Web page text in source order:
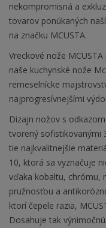
nekompromisná a
tovarov ponúkaných
na značku MCUSTA.
Vreckové nože
naše kuchynské nože
remeselnícke
najprogresívnejšími
Dizajn nožov s
tvorený sofistikovanými
tie najkvalitnejšie
10, ktorá sa vyznačuje
vďaka kobaltu, chrómu,
pružnosťou a
ktorí čepele razia,
Dosahuje tak